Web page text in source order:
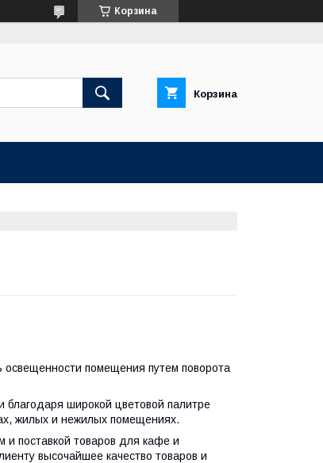
Корзина
Корзина
освещенности помещения путем поворота
широкой цветовой палитре
жилых и нежилых помещениях.
и поставкой товаров для кафе и
высочайшее качество товаров и